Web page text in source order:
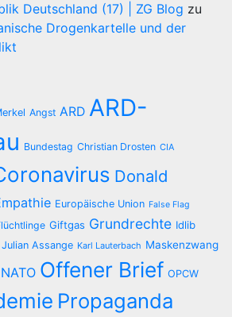
Deutschland (17) | ZG Blog zu
Drogenkartelle und der
Angst ARD ARD-
Bundestag Christian Drosten CIA
Donald
Europäische Union False Flag
Giftgas Grundrechte Idlib
Julian Assange Karl Lauterbach Maskenzwang
NATO Offener Brief OPCW
Propaganda